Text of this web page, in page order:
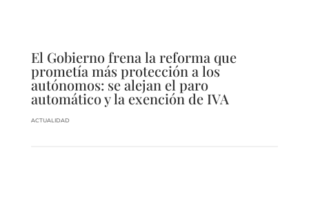
El Gobierno frena la reforma que
prometía más protección a los
autónomos: se alejan el paro
automático y la exención de IVA
ACTUALIDAD